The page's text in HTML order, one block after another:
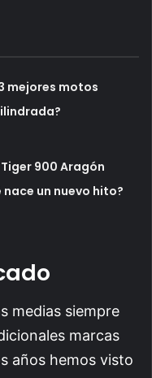
mejores motos
900 Aragón
nace un nuevo hito?
medias siempre
marcas
años hemos visto